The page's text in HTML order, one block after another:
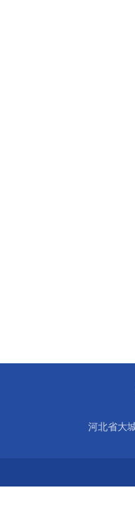
河北省大